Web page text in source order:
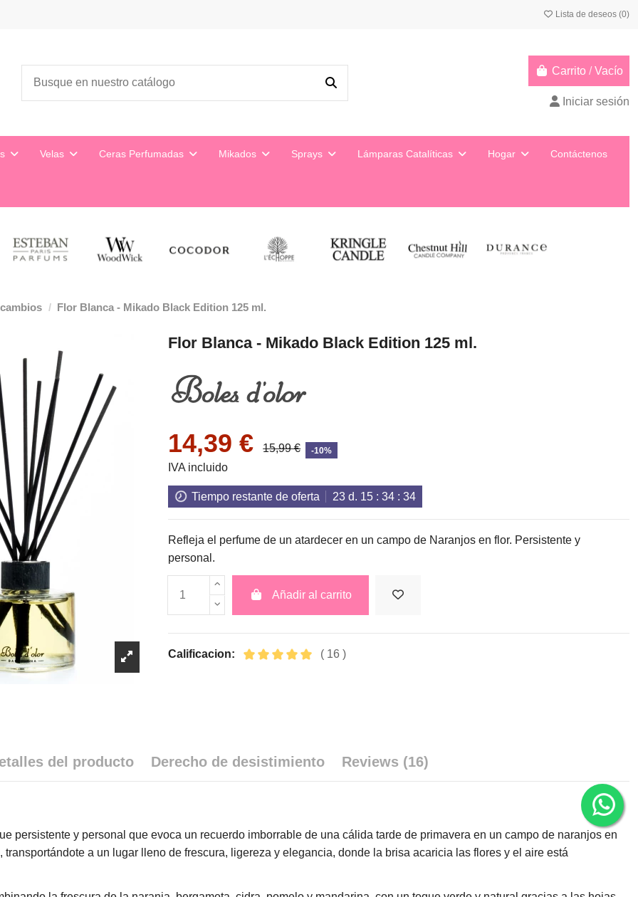
Lista de deseos (0)
Carrito /Vacío
Iniciar sesión
Velas Ceras Perfumadas Mikados Sprays Lámparas Catalíticas Hogar Contáctenos
Flor Blanca - Mikado Black Edition 125 ml.
Flor Blanca - Mikado Black Edition 125 ml.
14,39 € 15,99 € -10%
IVA incluido
Tiempo restante de oferta 23d. 15: 34: 34
Refleja el perfume de un atardecer en un campo de Naranjos en flor. Persistente y
personal.
Añadir al carrito
Calificacion: ( 16 )
del producto Derecho de desistimiento Reviews (16)
persistente y personal que evoca un recuerdo imborrable de una cálida tarde de primavera en un campo de naranjos en
a un lugar lleno de frescura, ligereza y elegancia, donde la brisa acaricia las flores y el aire está